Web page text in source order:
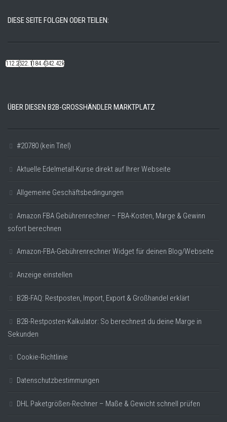
DIESE SEITE FOLGEN ODER TEILEN:
112.22k522.14k184.48k342.42k
ÜBER DIESEN B2B-GROSSHÄNDLER MARKTPLATZ
#20780 (kein Titel)
Aktuelle Edelmetall-Kurse direkt auf Ihrer Webseite
Allgemeine Geschäftsbedingungen
Amazon FBA Gebührenrechner – FBA-Kosten, Marge & Gewinn
sofort berechnen
Amazon-FBA-Gebührenrechner Widget für deinen Blog/Webseite
Anzeige einstellen
B2B-FAQ: Restposten, Import, Export & Großhandel erklärt
B2B-Restposten-Kalkulator: So berechnest du deine Marge in
Sekunden
Cookie-Richtlinie
Datenschutzbestimmungen
DHL Paketgrößen-Rechner – Maße & Gewicht schnell prüfen